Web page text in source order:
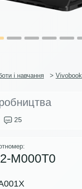
і навчання > Vivobook
25
M000T0